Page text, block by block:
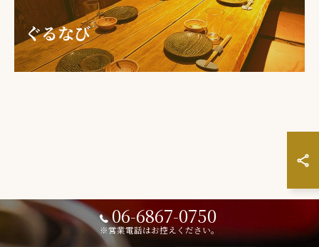
ぐるなび
06-6867-0750
※営業電話はお控えください。